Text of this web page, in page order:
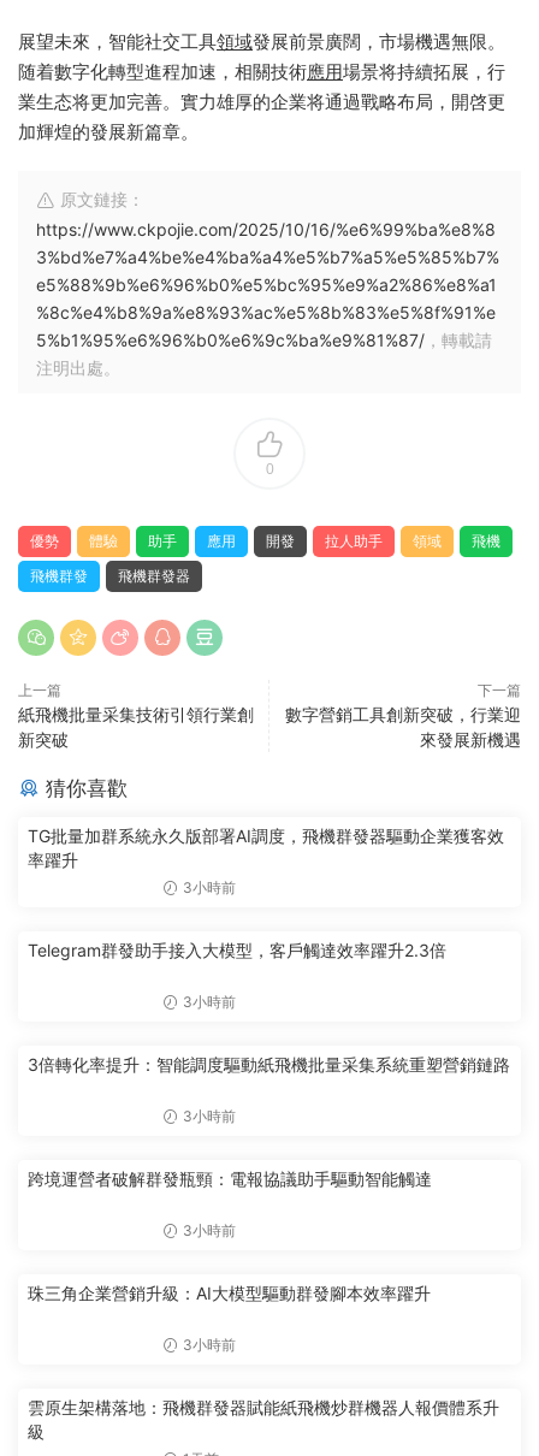
展望未來，智能社交工具領域發展前景廣闊，市場機遇無限。
随着數字化轉型進程加速，相關技術應用場景将持續拓展，行
業生态将更加完善。實力雄厚的企業将通過戰略布局，開啓更
加輝煌的發展新篇章。
原文鏈接：
https://www.ckpojie.com/2025/10/16/%e6%99%ba%e8%8
3%bd%e7%a4%be%e4%ba%a4%e5%b7%a5%e5%85%b7%
e5%88%9b%e6%96%b0%e5%bc%95%e9%a2%86%e8%a1
%8c%e4%b8%9a%e8%93%ac%e5%8b%83%e5%8f%91%e
5%b1%95%e6%96%b0%e6%9c%ba%e9%81%87/ ，轉載請
注明出處。
0
優勢 體驗 助手 應用 開發 拉人助手 領域
飛機
飛機群發
飛機群發器
上一篇
紙飛機批量采集技術引領行業創
新突破
下一篇
數字營銷工具創新突破，行業迎
來發展新機遇
猜你喜歡
TG批量加群系統永久版部署AI調度，飛機群發器驅動企業獲客效
率躍升
3小時前
Telegram群發助手接入大模型，客戶觸達效率躍升2.3倍
3小時前
3倍轉化率提升：智能調度驅動紙飛機批量采集系統重塑營銷鏈路
3小時前
跨境運營者破解群發瓶頸：電報協議助手驅動智能觸達
3小時前
珠三角企業營銷升級：AI大模型驅動群發腳本效率躍升
3小時前
雲原生架構落地：飛機群發器賦能紙飛機炒群機器人報價體系升
級